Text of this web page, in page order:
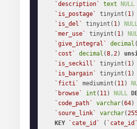
`description`
text NULL
`is_postage`
tinyint( 1)
`is_del`
tinyint( 1)
`mer_use`
tinyint( 1)
`give_integral`
decimal (
`cost`
decimal (8,2)
`is_seckill`
tinyint( 1)
`is_bargain`
tinyint( 1)
`ficti`
mediumint( 11)
`browse`
int ( 11) NULL
`code_path`
varchar(64)
`soure_link`
varchar(
KEY
`cate_id` ( `cate_id`